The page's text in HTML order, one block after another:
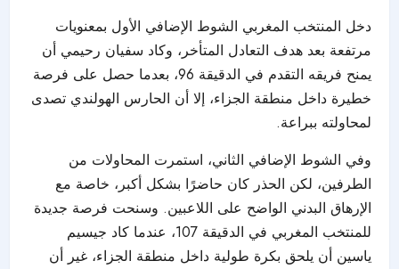
دخل المنتخب المغربي الشوط الإضافي الأول بمعنويات
مرتفعة بعد هدف التعادل المتأخر، وكاد سفيان رحيمي أن
يمنح فريقه التقدم في الدقيقة 96، بعدما حصل على فرصة
خطيرة داخل منطقة الجزاء، إلا أن الحارس الهولندي تصدى
لمحاولته ببراعة.
وفي الشوط الإضافي الثاني، استمرت المحاولات من
الطرفين، لكن الحذر كان حاضرًا بشكل أكبر، خاصة مع
الإرهاق البدني الواضح على اللاعبين. وسنحت فرصة جديدة
للمنتخب المغربي في الدقيقة 107، عندما كاد جيسيم
ياسين أن يلحق بكرة طولية داخل منطقة الجزاء، غير أن